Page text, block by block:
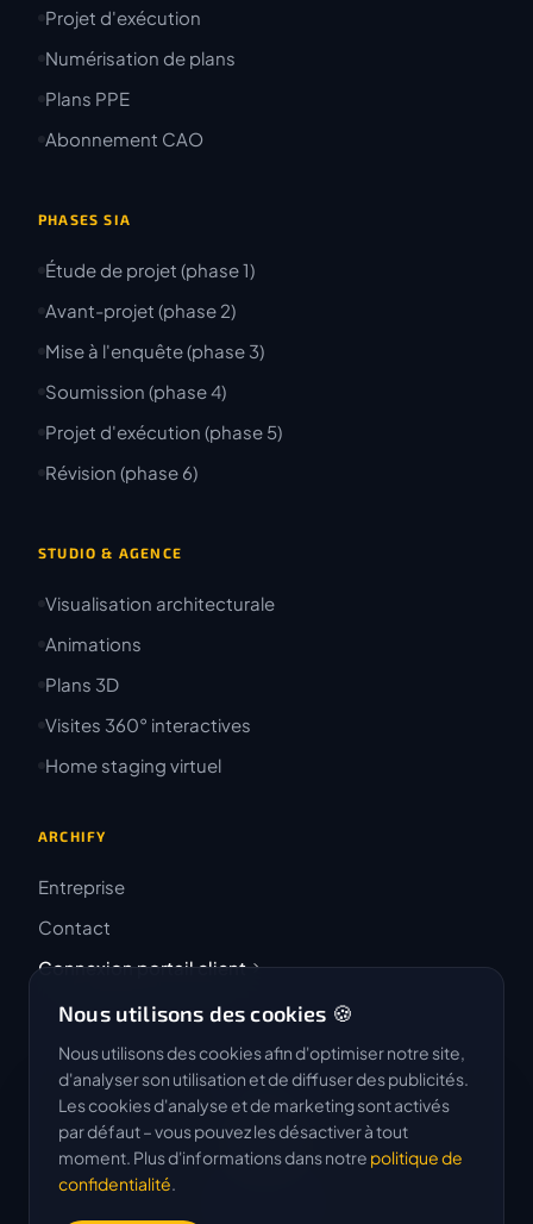
Projet d'exécution
Numérisation de plans
Plans PPE
Abonnement CAO
PHASES SIA
Étude de projet (phase 1)
Avant-projet (phase 2)
Mise à l'enquête (phase 3)
Soumission (phase 4)
Projet d'exécution (phase 5)
Révision (phase 6)
STUDIO & AGENCE
Visualisation architecturale
Animations
Plans 3D
Visites 360° interactives
Home staging virtuel
ARCHIFY
Entreprise
Contact
Connexion portail client
4.9 / 5
★★★★★
Nous utilisons des cookies 🍪
Nous utilisons des cookies afin d'optimiser notre site,
d'analyser son utilisation et de diffuser des publicités.
Les cookies d'analyse et de marketing sont activés
par défaut – vous pouvez les désactiver à tout
moment. Plus d'informations dans notre politique de
confidentialité.